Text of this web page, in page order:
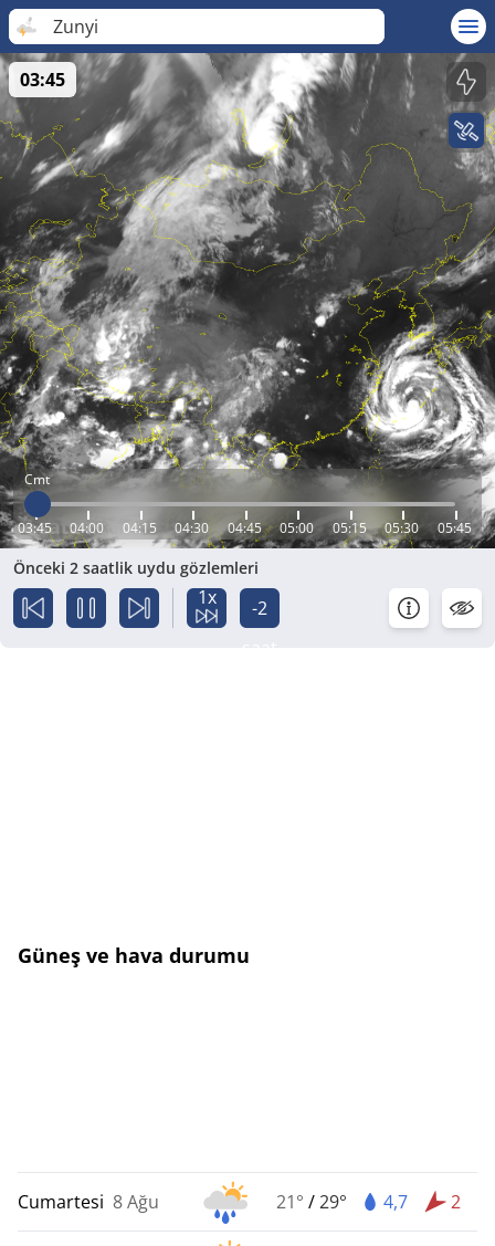
Zunyi
Cmt
03:45 04:00 04:15 04:30 04:45 05:00 05:15 05:30 05:45
03:45
Önceki 2 saatlik uydu gözlemleri
1x
-2
Güneş ve hava durumu
Cumartesi 8 Ağu 21° /29° 4,7 2